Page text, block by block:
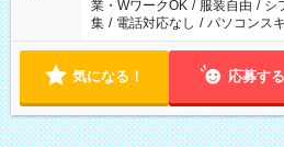
業・WワークOK / 服装自由 / シ
集 / 電話対応なし / パソコンス
気になる！ 応募する